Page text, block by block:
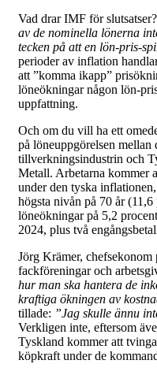
Vad drar IMF för slutsatser?
av de nominella lönerna
tecken på att en lön-pris-
perioder av inflation
att ”komma ikapp”
löneökningar någon lön-
uppfattning.
Och om du vill ha ett
på löneuppgörelsen mellan
tillverkningsindustrin och
Metall. Arbetarna kommer
under den tyska
högsta nivån på 70 år
löneökningar på 5,2
2024, plus två
Jörg Krämer, chefsekonom
fackföreningar och
hur man ska hantera de
kraftiga ökningen av
tillade: ”Jag skulle ännu
Verkligen inte, eftersom
Tyskland kommer att
köpkraft under de